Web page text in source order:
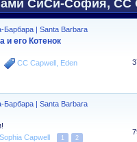
Барбара | Santa Barbara
и его Котенок
CC Capwell Eden
Барбара | Santa Barbara
Sophia Capwell 1
2